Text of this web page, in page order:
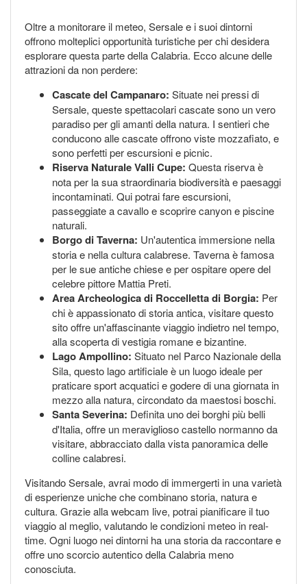
Oltre a monitorare il meteo, Sersale e i suoi dintorni
offrono molteplici opportunità turistiche per chi desidera
esplorare questa parte della Calabria. Ecco alcune delle
attrazioni da non perdere:
Cascate del Campanaro: Situate nei pressi di
Sersale, queste spettacolari cascate sono un vero
paradiso per gli amanti della natura. I sentieri che
conducono alle cascate offrono viste mozzafiato, e
sono perfetti per escursioni e picnic.
Riserva Naturale Valli Cupe: Questa riserva è
nota per la sua straordinaria biodiversità e paesaggi
incontaminati. Qui potrai fare escursioni,
passeggiate a cavallo e scoprire canyon e piscine
naturali.
Borgo di Taverna: Un'autentica immersione nella
storia e nella cultura calabrese. Taverna è famosa
per le sue antiche chiese e per ospitare opere del
celebre pittore Mattia Preti.
Area Archeologica di Roccelletta di Borgia: Per
chi è appassionato di storia antica, visitare questo
sito offre un'affascinante viaggio indietro nel tempo,
alla scoperta di vestigia romane e bizantine.
Lago Ampollino: Situato nel Parco Nazionale della
Sila, questo lago artificiale è un luogo ideale per
praticare sport acquatici e godere di una giornata in
mezzo alla natura, circondato da maestosi boschi.
Santa Severina: Definita uno dei borghi più belli
d'Italia, offre un meraviglioso castello normanno da
visitare, abbracciato dalla vista panoramica delle
colline calabresi.
Visitando Sersale, avrai modo di immergerti in una varietà
di esperienze uniche che combinano storia, natura e
cultura. Grazie alla webcam live, potrai pianificare il tuo
viaggio al meglio, valutando le condizioni meteo in real-
time. Ogni luogo nei dintorni ha una storia da raccontare e
offre uno scorcio autentico della Calabria meno
conosciuta.